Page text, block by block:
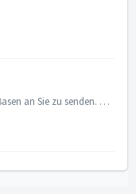
Wir verwenden MyParcel, um die BEEP-Basen an Sie zu senden. Mein Paket akzeptiert Pakete bis zu 23 kg (kann je nach Land unterschiedlich sein). Wenn Sie als...